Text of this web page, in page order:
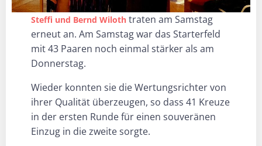
Steffi und Bernd Wilothtraten am Samstag
erneut an. Am Samstag war das Starterfeld
mit 43 Paaren noch einmal stärker als am
Donnerstag.
Wieder konnten sie die Wertungsrichter von
ihrer Qualität überzeugen, so dass 41 Kreuze
in der ersten Runde für einen souveränen
Einzug in die zweite sorgte.